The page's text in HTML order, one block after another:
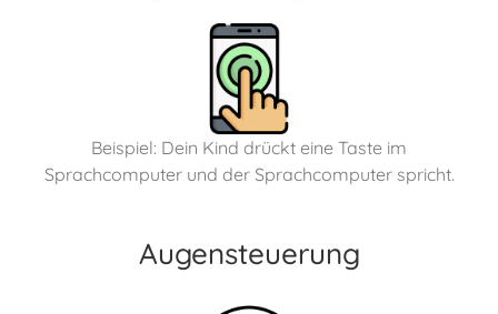
Beispiel: Dein Kind drückt eine Taste im
Sprachcomputer und der Sprachcomputer spricht.
Augensteuerung